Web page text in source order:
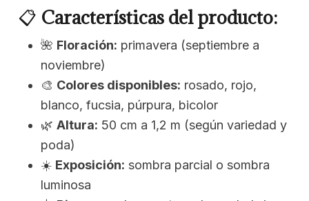
📋 Características del producto:
🌺 Floración: primavera (septiembre a
noviembre)
🎨 Colores disponibles: rosado, rojo,
blanco, fucsia, púrpura, bicolor
🌿 Altura: 50 cm a 1,2 m (según variedad y
poda)
☀️ Exposición: sombra parcial o sombra
luminosa